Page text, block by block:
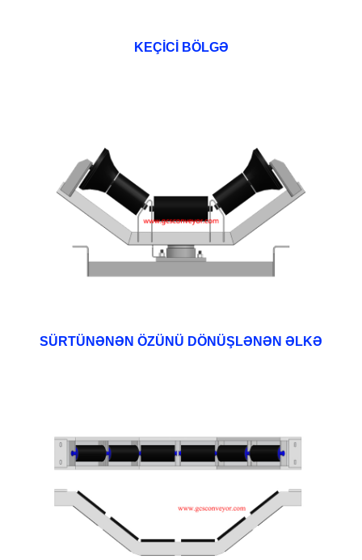
KEÇİCİ BÖLGƏ
SÜRTÜNƏNƏN ÖZÜNÜ DÖNÜŞLƏNƏN ƏLKƏ